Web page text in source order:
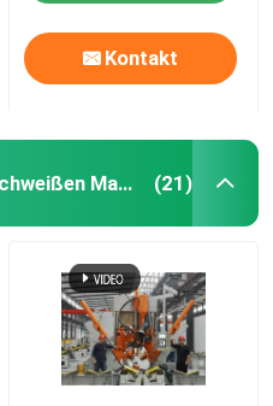
Kontakt
Heller Pole-Schließen-Schweißen Maschine (21)